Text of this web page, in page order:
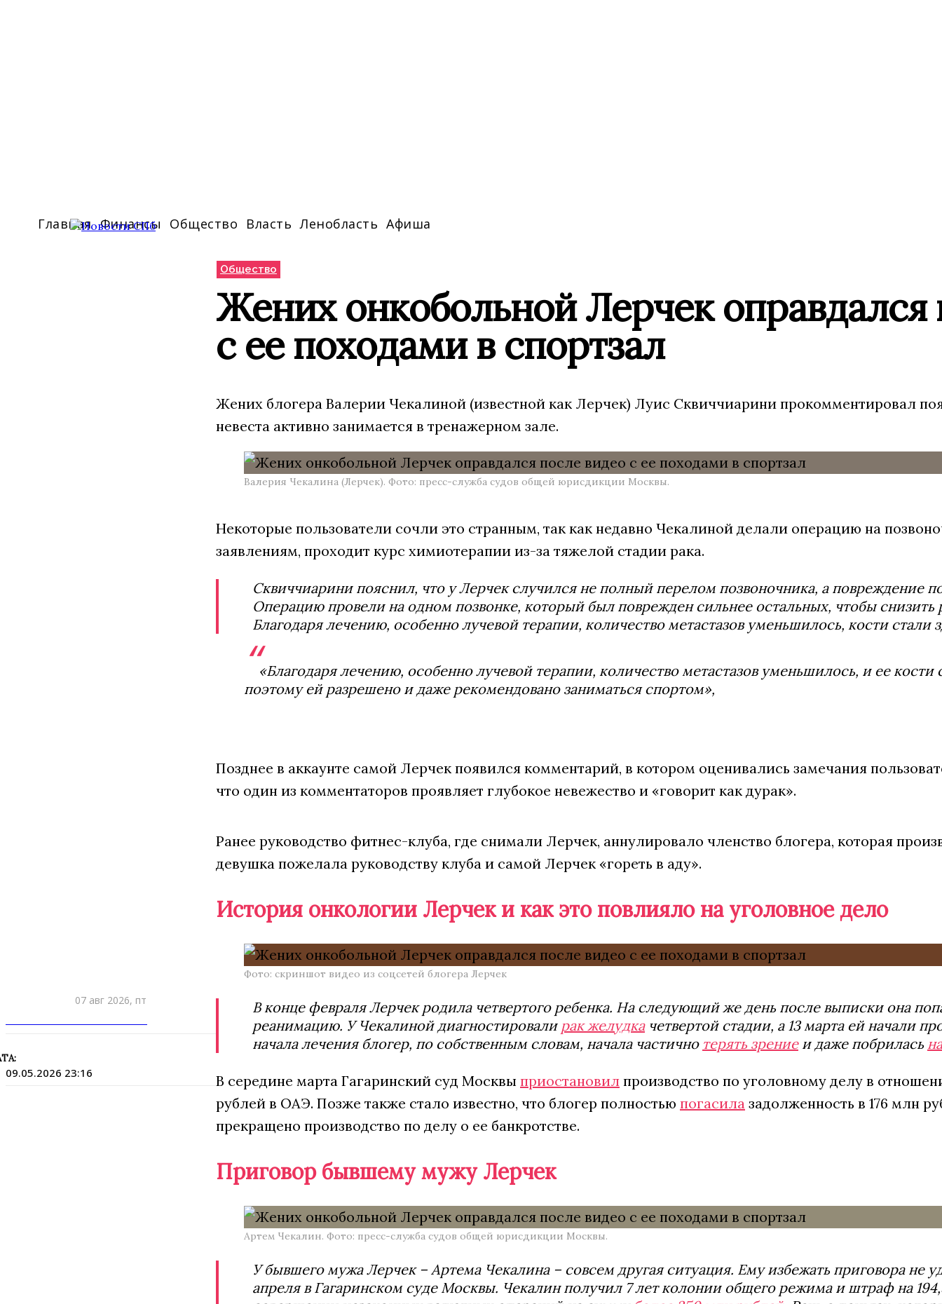
Главная Финансы Общество Власть Ленобласть Афиша
07 авг 2026, пт
09.05.2026 23:16
Общество
Жених онкобольной Лерчек оправдался
с ее походами в спортзал
Жених блогера Валерии Чекалиной (известной как Лерчек) Луис Сквиччиарини прокомментировал
невеста активно занимается в тренажерном зале.
Валерия Чекалина (Лерчек). Фото: пресс-служба судов общей юрисдикции Москвы.
Некоторые пользователи сочли это странным, так как недавно Чекалиной делали операцию на
заявлениям, проходит курс химиотерапии из-за тяжелой стадии рака.
Сквиччиарини пояснил, что у Лерчек случился не полный перелом позвоночника, а повреждение
Операцию провели на одном позвонке, который был поврежден сильнее остальных, чтобы
Благодаря лечению, особенно лучевой терапии, количество метастазов уменьшилось, кости стали
«Благодаря лечению, особенно лучевой терапии, количество метастазов уменьшилось, и ее
поэтому ей разрешено и даже рекомендовано заниматься спортом»,
Позднее в аккаунте самой Лерчек появился комментарий, в котором оценивались замечания
что один из комментаторов проявляет глубокое невежество и «говорит как дурак».
Ранее руководство фитнес-клуба, где снимали Лерчек, аннулировало членство блогера, которая
девушка пожелала руководству клуба и самой Лерчек «гореть в аду».
История онкологии Лерчек и как это повлияло на уголовное дело
Фото: скриншот видео из соцсетей блогера Лерчек
В конце февраля Лерчек родила четвертого ребенка. На следующий же день после выписки она
реанимацию. У Чекалиной диагностировали рак желудкачетвертой стадии, а 13 марта ей начали
начала лечения блогер, по собственным словам, начала частично терять зрениеи даже побрилась
В середине марта Гагаринский суд Москвы приостановил производство по уголовному делу в
рублей в ОАЭ. Позже также стало известно, что блогер полностью погасила задолженность в 176 млн
прекращено производство по делу о ее банкротстве.
Приговор бывшему мужу Лерчек
Артем Чекалин. Фото: пресс-служба судов общей юрисдикции Москвы.
У бывшего мужа Лерчек – Артема Чекалина – совсем другая ситуация. Ему избежать приговора не
апреля в Гагаринском суде Москвы. Чекалин получил 7 лет колонии общего режима и штраф на